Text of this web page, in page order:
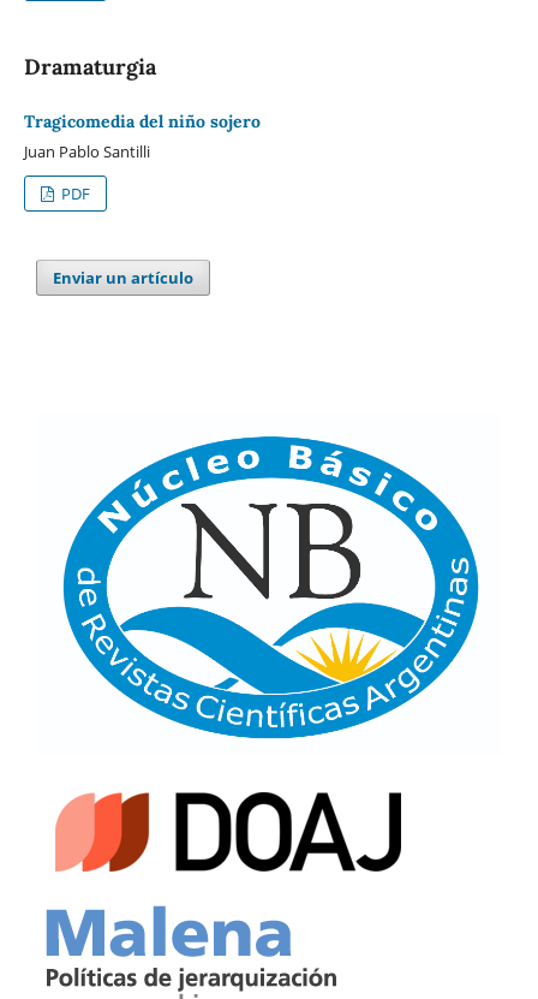
Dramaturgia
Tragicomedia del niño sojero
Juan Pablo Santilli
PDF
Enviar un artículo